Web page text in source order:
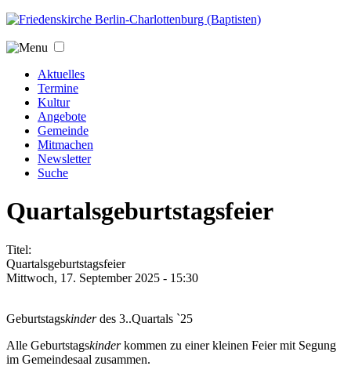
Jump to navigation
Aktuelles
Termine
Kultur
Angebote
Gemeinde
Mitmachen
Newsletter
Suche
Quartalsgeburtstagsfeier
Titel:
Quartalsgeburtstagsfeier
Mittwoch, 17. September 2025 - 15:30
Geburtstagskinderdes 3..Quartals `25
Alle Geburtstagskinderkommen zu einer kleinen Feier mit Segung
im Gemeindesaal zusammen.